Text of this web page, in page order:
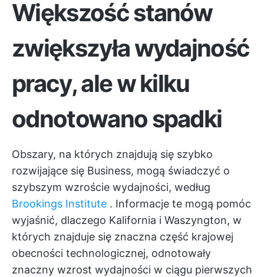
Większość stanów
zwiększyła wydajność
pracy, ale w kilku
odnotowano spadki
Obszary, na których znajdują się szybko
rozwijające się Business, mogą świadczyć o
szybszym wzroście wydajności, według
Brookings Institute . Informacje te mogą pomóc
wyjaśnić, dlaczego Kalifornia i Waszyngton, w
których znajduje się znaczna część krajowej
obecności technologicznej, odnotowały
znaczny wzrost wydajności w ciągu pierwszych